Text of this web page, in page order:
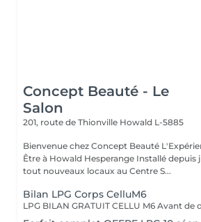
Concept Beauté - Le
Salon
201, route de Thionville Howald L-5885
Bienvenue chez Concept Beauté L'Expérience Beauté & Bien-
Être à Howald Hesperange Installé depuis
tout nouveaux locaux au Centre S...
Bilan LPG Corps CelluM6